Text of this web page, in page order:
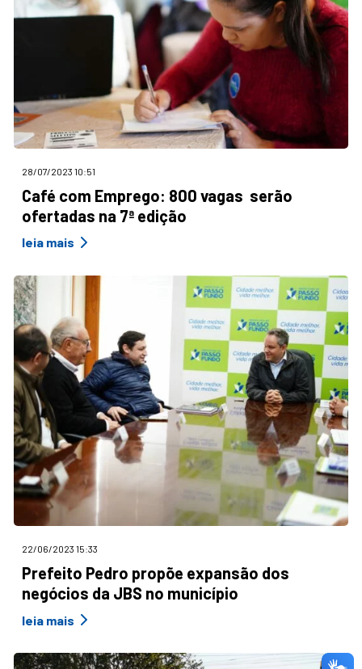
28/07/2023 10:51
Café com Emprego: 800 vagas serão
ofertadas na 7ª edição
leia mais
22/06/2023 15:33
Prefeito Pedro propõe expansão dos
negócios da JBS no município
leia mais